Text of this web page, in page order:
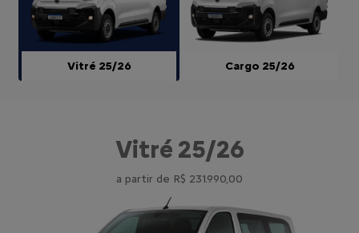
Vitré 25/26 Cargo 25/26
Vitré 25/26
a partir de R$ 231.990,00